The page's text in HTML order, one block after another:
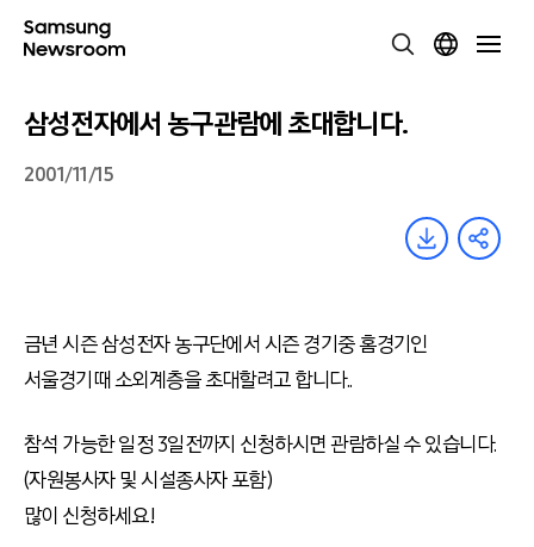
삼성전자에서 농구관람에 초대합니다.
2001/11/15
금년 시즌 삼성전자 농구단에서 시즌 경기중 홈경기인
서울경기때 소외계층을 초대할려고 합니다..
참석 가능한 일정 3일전까지 신청하시면 관람하실 수 있습니다.
(자원봉사자 및 시설종사자 포함)
많이 신청하세요!